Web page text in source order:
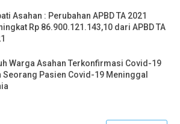
Asahan : Perubahan APBD TA 2021
Rp 86.900.121.143,10 dari APBD TA
Warga Asahan Terkonfirmasi Covid-19
Seorang Pasien Covid-19 Meninggal